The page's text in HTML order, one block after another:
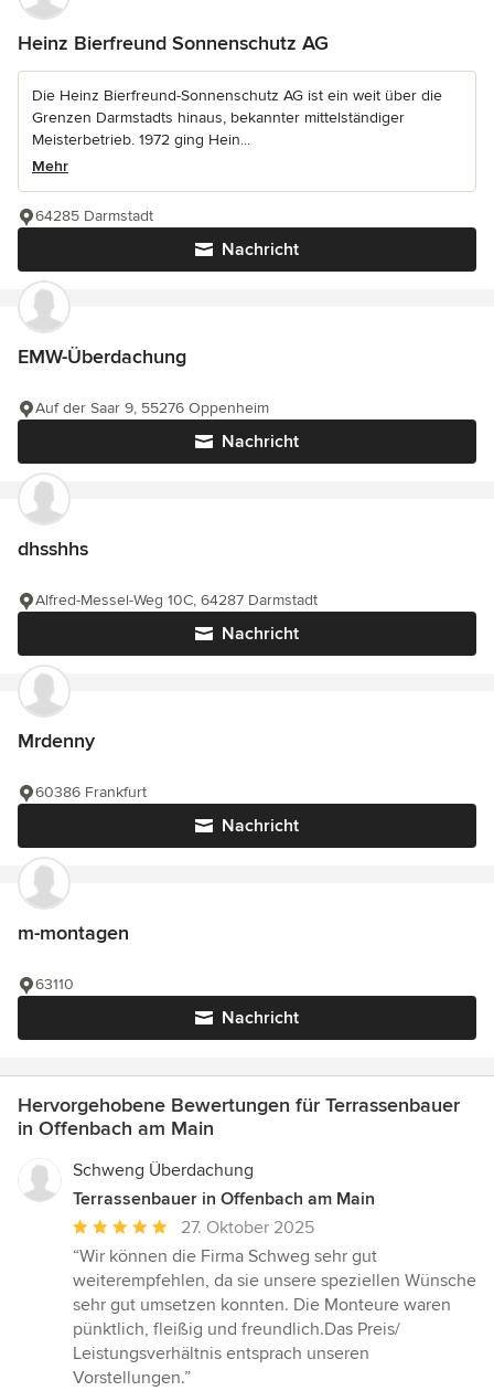
Heinz Bierfreund Sonnenschutz AG
Die Heinz Bierfreund-Sonnenschutz AG ist ein weit über die
Grenzen Darmstadts hinaus, bekannter mittelständiger
Meisterbetrieb. 1972 ging Hein...
Mehr
Nachricht
64285 Darmstadt
EMW-Überdachung
Nachricht
Auf der Saar 9, 55276 Oppenheim
dhsshhs
Nachricht
Alfred-Messel-Weg 10C, 64287 Darmstadt
Mrdenny
Nachricht
60386 Frankfurt
m-montagen
Nachricht
63110
Hervorgehobene Bewertungen für Terrassenbauer
in Offenbach am Main
Schweng Überdachung
Terrassenbauer in Offenbach am Main
Durchschnittliche
Bewertung:
5
von
5
Sternen
27. Oktober 2025
“Wir können die Firma Schweg sehr gut
weiterempfehlen, da sie unsere speziellen Wünsche
sehr gut umsetzen konnten. Die Monteure waren
pünktlich, fleißig und freundlich.Das Preis/
Leistungsverhältnis entsprach unseren
Vorstellungen.”